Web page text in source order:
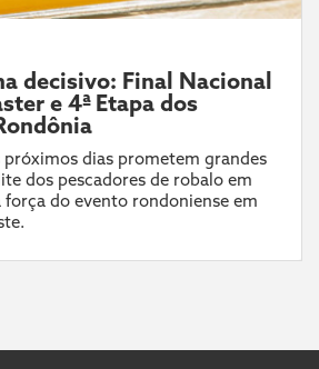
decisivo: Final Nacional
e 4ª Etapa dos
próximos dias prometem grandes
dos pescadores de robalo em
força do evento rondoniense em